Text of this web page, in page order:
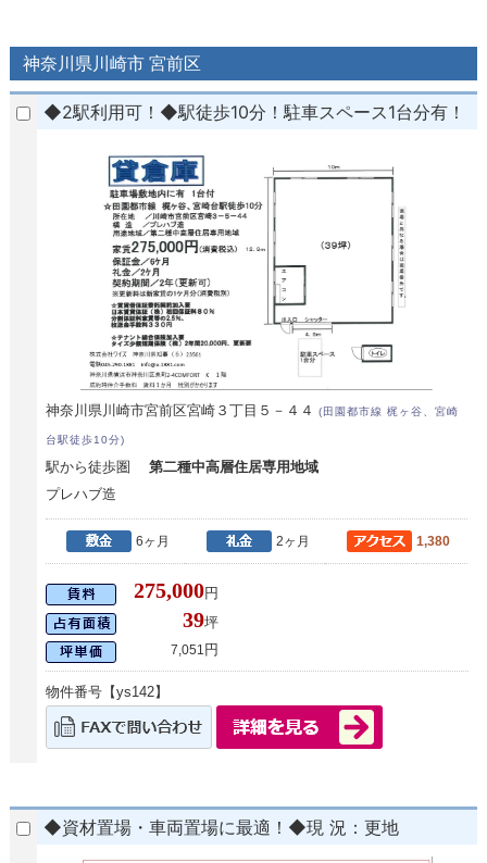
神奈川県川崎市 宮前区
◆2駅利用可！◆駅徒歩10分！駐車スペース1台分有！
神奈川県川崎市宮前区宮崎３丁目５－４４(田園都市線 梶ヶ谷、宮崎
台駅徒歩10分)
駅から徒歩圏第二種中高層住居専用地域
プレハブ造
6ヶ月 2ヶ月 1,380
275,000円
39坪
7,051 円
物件番号【ys142】
◆資材置場・車両置場に最適！◆現 況：更地